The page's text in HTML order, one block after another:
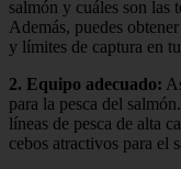
salmón y cuáles son las
Además, puedes
y límites de captura en
2. Equipo adecuado:
para la pesca del
líneas de pesca de alta
cebos atractivos para el